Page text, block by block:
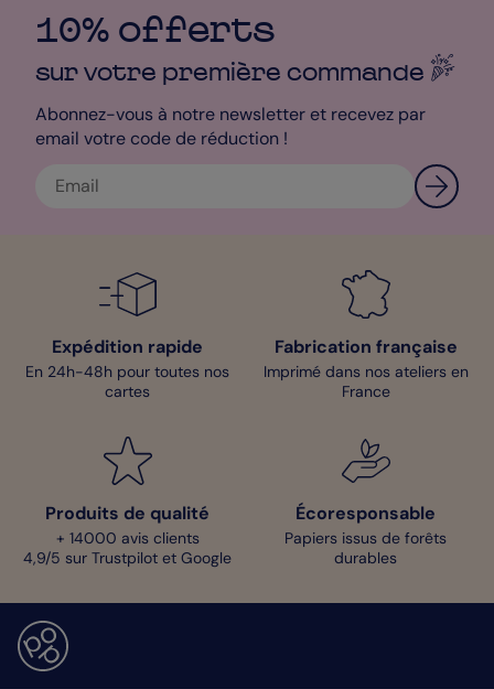
10% offerts
sur votre première commande
Abonnez-vous à notre newsletter et recevez par
email votre code de réduction !
Expédition rapide
En 24h-48h pour toutes nos
cartes
Fabrication française
Imprimé dans nos ateliers en
France
Produits de qualité
+ 14000 avis clients
4,9/5 sur Trustpilot et Google
Écoresponsable
Papiers issus de forêts
durables